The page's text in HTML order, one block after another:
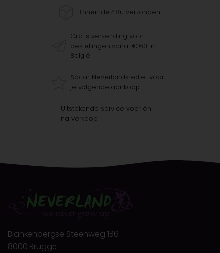
Binnen de 48u verzonden!
Gratis verzending voor
bestellingen vanaf € 60 in
België
Spaar Neverlandkrediet voor
je volgende aankoop
Uitstekende service voor én
na verkoop
Blankenbergse Steenweg 186
8000 Brugge